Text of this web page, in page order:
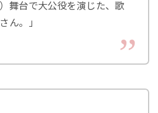
舞台で大公役を演じた、歌
ん。」